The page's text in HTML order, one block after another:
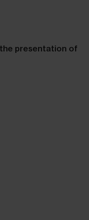
presentation of